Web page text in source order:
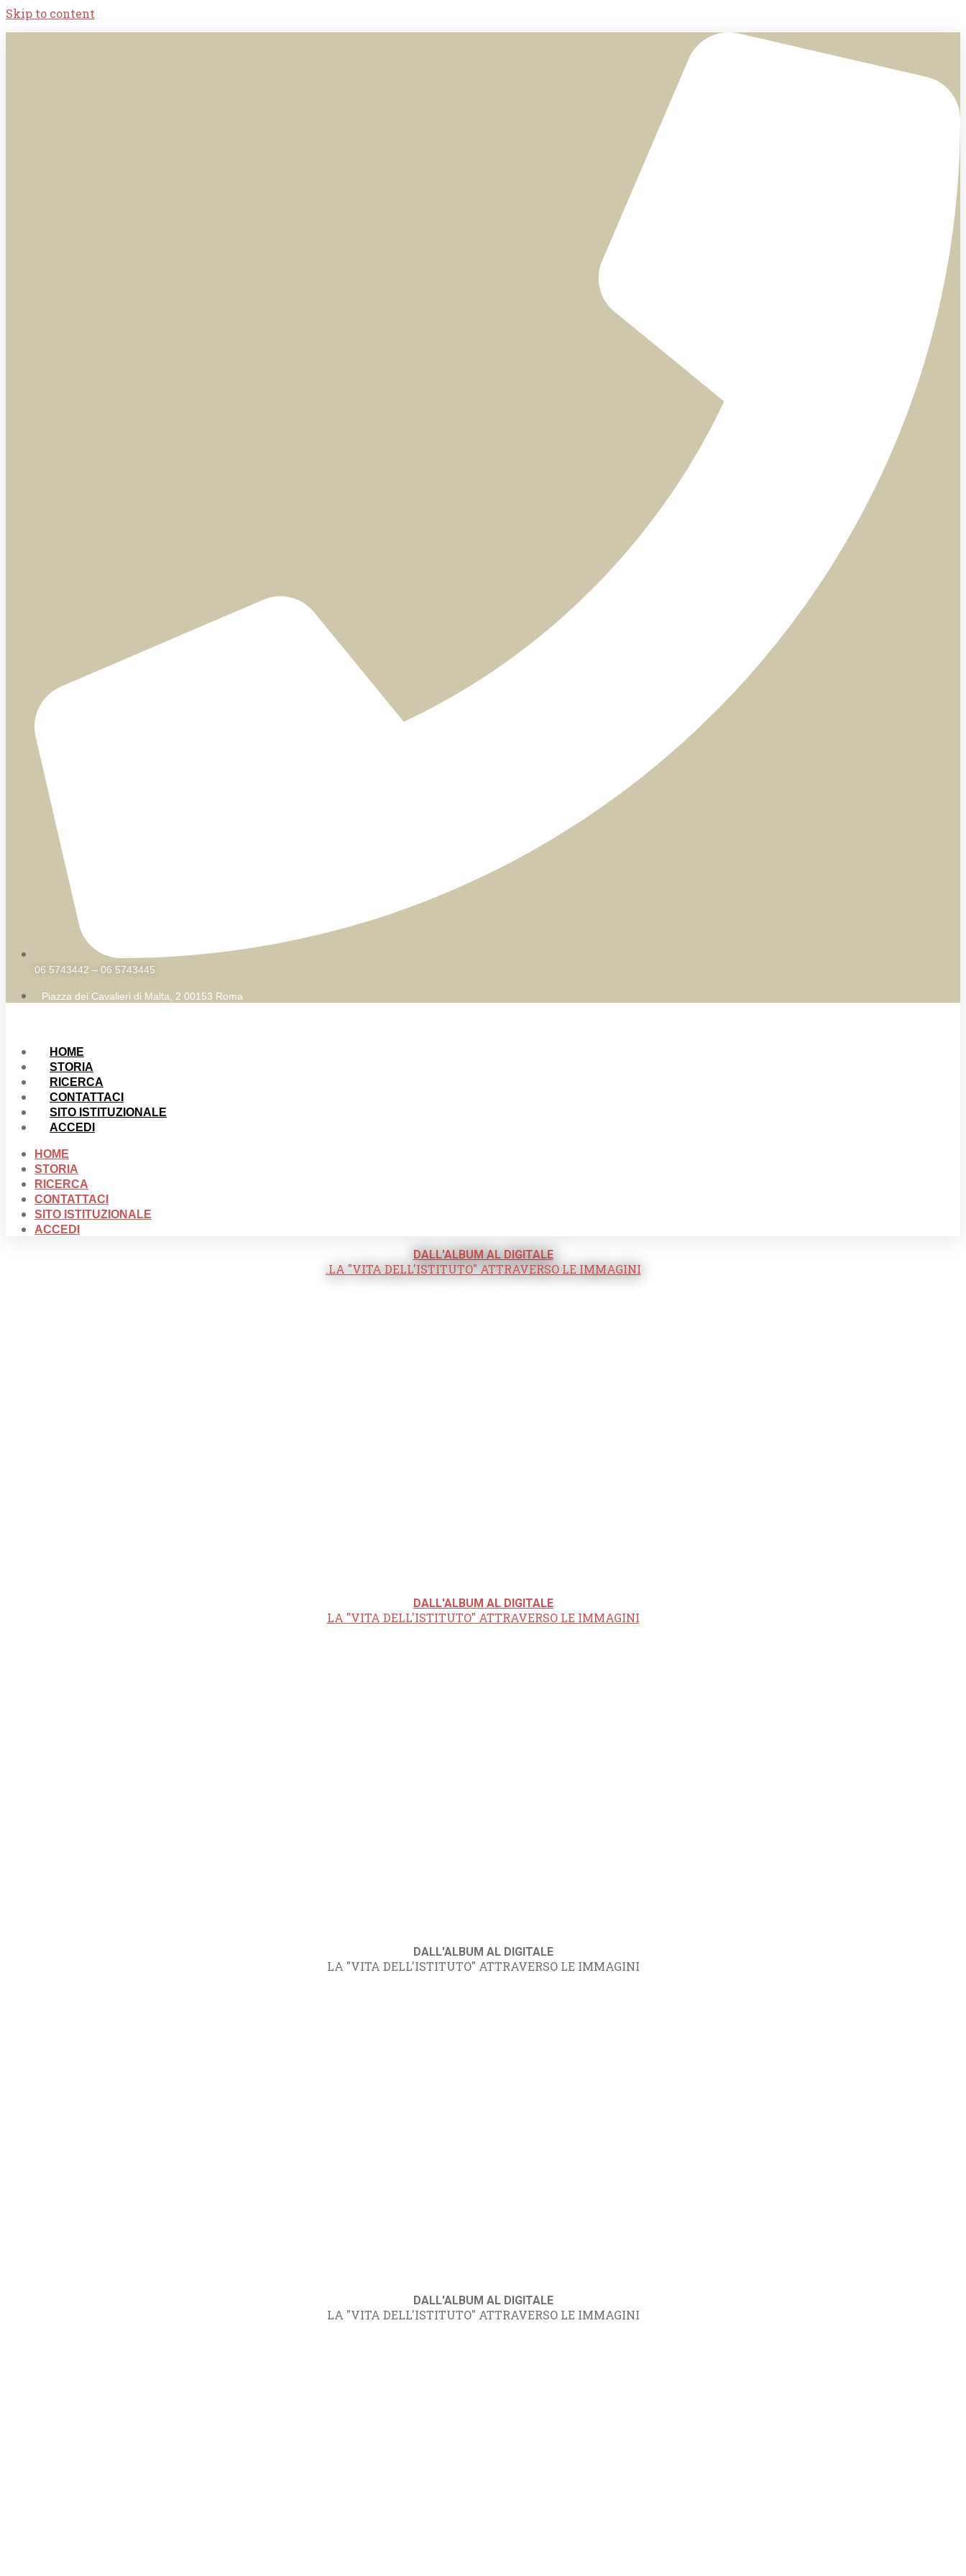
Skip to content
06 5743442 – 06 5743445
Piazza dei Cavalieri di Malta, 2 00153 Roma
HOME
STORIA
RICERCA
CONTATTACI
SITO ISTITUZIONALE
ACCEDI
HOME
STORIA
RICERCA
CONTATTACI
SITO ISTITUZIONALE
ACCEDI
DALL'ALBUM AL DIGITALE
.LA "VITA DELL'ISTITUTO" ATTRAVERSO LE IMMAGINI
DALL'ALBUM AL DIGITALE
LA "VITA DELL'ISTITUTO" ATTRAVERSO LE IMMAGINI
DALL'ALBUM AL DIGITALE
LA "VITA DELL'ISTITUTO" ATTRAVERSO LE IMMAGINI
DALL'ALBUM AL DIGITALE
LA "VITA DELL'ISTITUTO" ATTRAVERSO LE IMMAGINI